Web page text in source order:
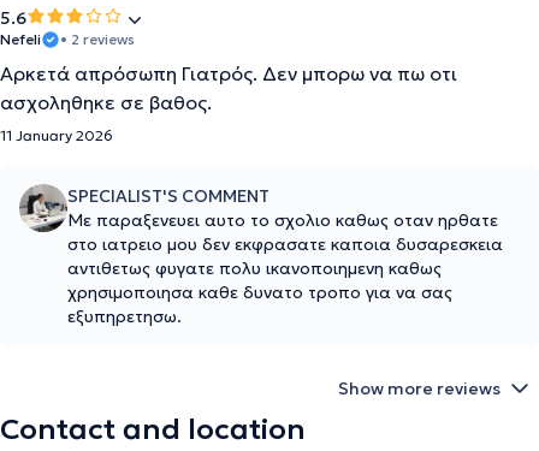
5.6
Nefeli • 2 reviews
Αρκετά απρόσωπη Γιατρός. Δεν μπορω να πω οτι
ασχοληθηκε σε βαθος.
11 January 2026
SPECIALIST'S COMMENT
Με παραξενευει αυτο το σχολιο καθως οταν ηρθατε
στο ιατρειο μου δεν εκφρασατε καποια δυσαρεσκεια
αντιθετως φυγατε πολυ ικανοποιημενη καθως
χρησιμοποιησα καθε δυνατο τροπο για να σας
εξυπηρετησω.
Show more reviews
Contact and location